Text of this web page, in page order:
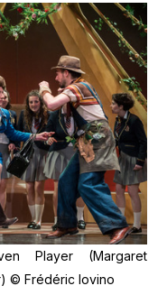
Player (Margaret
© Frédéric Iovino